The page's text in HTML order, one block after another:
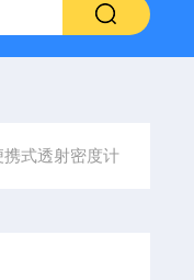
仪 铅笔划痕硬度
式透射密度计